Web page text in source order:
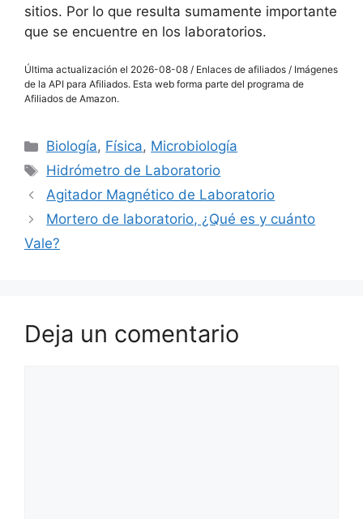
sitios. Por lo que resulta sumamente importante
que se encuentre en los laboratorios.
Última actualización el 2026-08-08 / Enlaces de afiliados / Imágenes
de la API para Afiliados. Esta web forma parte del programa de
Afiliados de Amazon.
Categorías
Biología, Física, Microbiología
Etiquetas
Hidrómetro de Laboratorio
Agitador Magnético de Laboratorio
Mortero de laboratorio, ¿Qué es y cuánto
Vale?
Deja un comentario